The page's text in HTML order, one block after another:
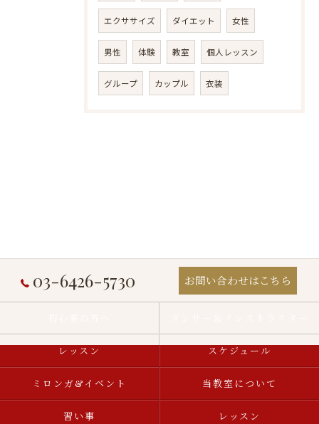
エクササイズ ダイエット 女性
男性 体験 教室 個人レッスン
グループ カップル 衣装
03-6426-5730 お問い合わせはこちら
レッスン スケジュール
ミロンガ&イベント 当教室について
習い事 レッスン